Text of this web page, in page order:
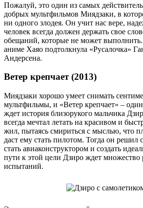
Пожалуй, это один из самых
добрых мультфильмов Миядзаки, в
ни одного злодея. Он учит нас вере,
человек всегда должен держать свое
обещаний, которые не может
аниме Хаяо подтолкнула «Русалочка»
Андерсена.
Ветер крепчает (2013)
Миядзаки хорошо умеет снимать
мультфильмы, и «Ветер крепчает» –
ждет история близорукого мальчика
всегда мечтал летать на красивом и
жил, пытаясь смириться с мыслью, что
даст ему стать пилотом. Тогда он решил
стать авиаконструктором и создать
пути к этой цели Дзиро ждет множество
испытаний.